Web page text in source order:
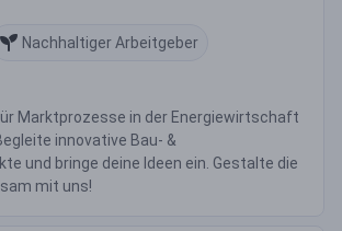
Nachhaltiger Arbeitgeber
Marktprozesse in der Energiewirtschaft
innovative Bau- &
und bringe deine Ideen ein. Gestalte die
mit uns!